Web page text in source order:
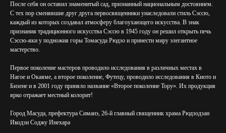
После себя он оставил знаменитый сад, признанный национальным достоянием.
С тех пор сменявшие друг друга первосвященники унаследовали стиль Сэссю,
каждый из которых создавал атмосферу благоухающего искусства. В знак
признания традиционного искусства Сэссю в 1945 году он решил открыть печь
Сэссю-яки у подножия горы Томасуда Рюдзо и принести миру элегантное
мастерство.
Первое поколение мастеров проводило исследования в различных местах в
Нагое и Окаяме, а второе поколение, Футецу, проводило исследования в Киото и
Бизене и в 2001 году приняло название «Второе поколение Тору». Их продукция
ярко отражает местный колорит!
Город Масуда, префектура Симанэ, 26-й главный священник храма Рюдзодзан
Икодзи Соджу Инехара